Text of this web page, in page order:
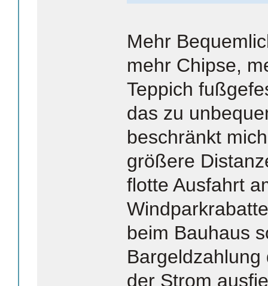
Mehr
mehr Chipse,
Teppich
das zu
beschränkt
größere
flotte Ausfahrt
beim Bauhaus
der Strom